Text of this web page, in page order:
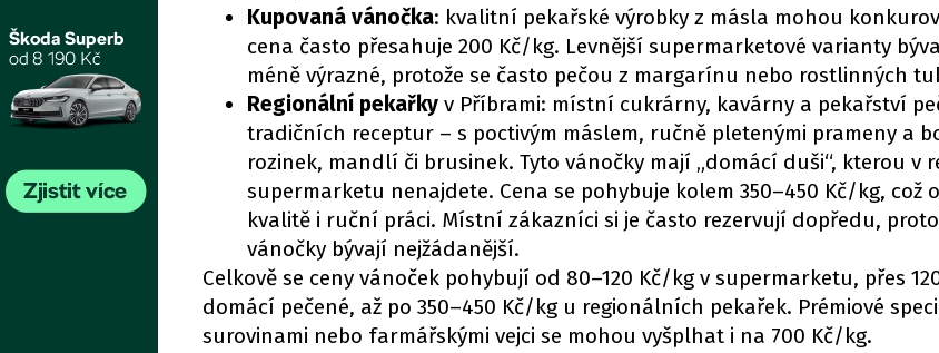
Kupovaná vánočka: kvalitní pekařské výrobky z másla mohou
cena často přesahuje 200 Kč/kg. Levnější supermarketové varianty
méně výrazné, protože se často pečou z margarínu nebo rostlinných
Regionální pekařky v Příbrami: místní cukrárny, kavárny a pekařství
tradičních receptur – s poctivým máslem, ručně pletenými prameny a
rozinek, mandlí či brusinek. Tyto vánočky mají „domácí duši“, kterou v
supermarketu nenajdete. Cena se pohybuje kolem 350–450 Kč/kg, což
kvalitě i ruční práci. Místní zákazníci si je často rezervují dopředu,
vánočky bývají nejžádanější.
Celkově se ceny vánoček pohybují od 80–120 Kč/kg v supermarketu, přes
domácí pečené, až po 350–450 Kč/kg u regionálních pekařek. Prémiové
surovinami nebo farmářskými vejci se mohou vyšplhat i na 700 Kč/kg.